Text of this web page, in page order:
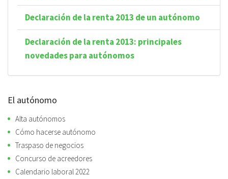
Declaración de la renta 2013 de un autónomo
Declaración de la renta 2013: principales
novedades para autónomos
El autónomo
Alta autónomos
Cómo hacerse autónomo
Traspaso de negocios
Concurso de acreedores
Calendario laboral 2022